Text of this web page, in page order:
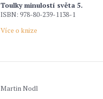
Toulky minulostí světa 5.
ISBN: 978-80-239-1138-1
Více o knize
Martin Nodl